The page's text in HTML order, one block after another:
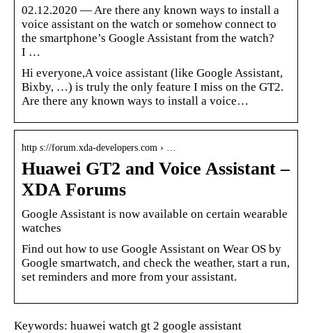
02.12.2020 — Are there any known ways to install a
voice assistant on the watch or somehow connect to
the smartphone’s Google Assistant from the watch?
I …
Hi everyone,A voice assistant (like Google Assistant,
Bixby, …) is truly the only feature I miss on the GT2.
Are there any known ways to install a voice…
http s://forum.xda-developers.com › …
Huawei GT2 and Voice Assistant –
XDA Forums
Google Assistant is now available on certain wearable
watches
Find out how to use Google Assistant on Wear OS by
Google smartwatch, and check the weather, start a run,
set reminders and more from your assistant.
Keywords: huawei watch gt 2 google assistant